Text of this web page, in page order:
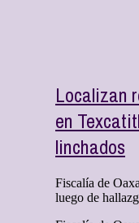
Localizan
en
linchados
Fiscalía de
luego de